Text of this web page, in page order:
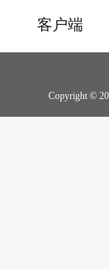
客户端
Copyright ©